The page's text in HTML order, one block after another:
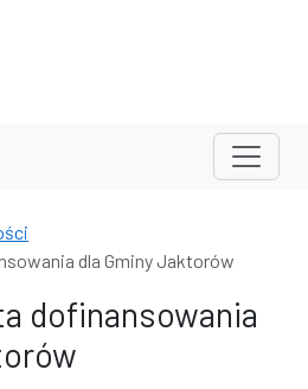
dla Gminy Jaktorów
dofinansowania